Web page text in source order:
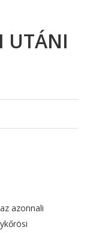
UTÁNI
azonnali